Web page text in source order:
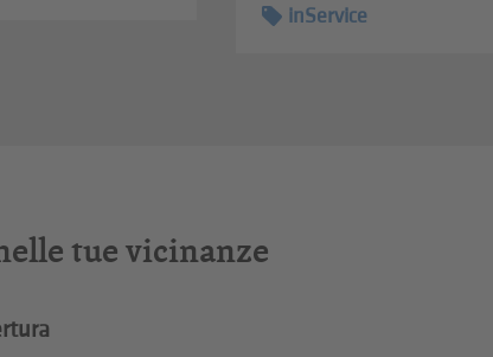
inService
tue vicinanze